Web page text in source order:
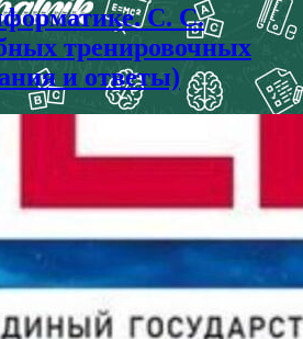
С. С.
тренировочных
и ответы)